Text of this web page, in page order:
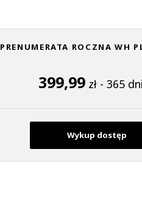
PRENUMERATA ROCZNA WH
399,99 zł - 365 dni
Wykup dostęp